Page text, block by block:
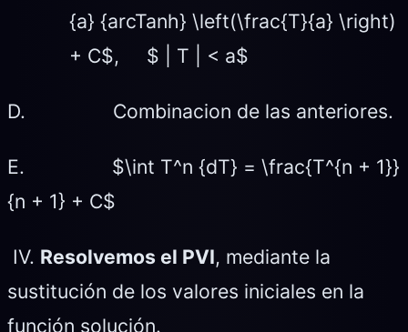
{a} {arcTanh} \left(\frac{T}{a} \right)
+ C$, $ | T | < a$
D. Combinacion de las anteriores.
E. $\int T^n {dT} = \frac{T^{n + 1}}
{n + 1} + C$
IV. Resolvemos el PVI, mediante la
sustitución de los valores iniciales en la
función solución.